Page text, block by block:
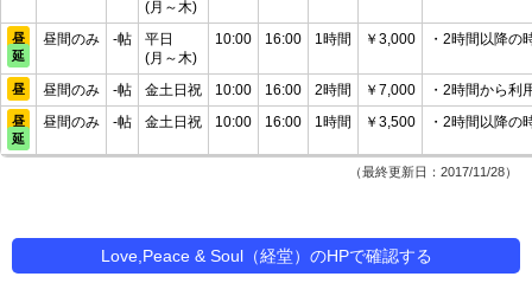
(月～木)
昼
延
昼間のみ -帖
平日
(月～木)
10:00 16:00 1時間 ￥3,000 ・2時間以降の
昼 昼間のみ -帖 金土日祝 10:00 16:00 2時間 ￥7,000 ・2時間から利
昼
延
昼間のみ -帖 金土日祝 10:00 16:00 1時間 ￥3,500 ・2時間以降の
（最終更新日：2017/11/28）
Love,Peace & Soul（経堂）のHPで確認する